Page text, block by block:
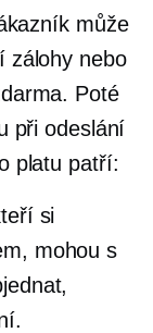
může
zálohy nebo
Poté
při odeslání
platu patří:
si
mohou s